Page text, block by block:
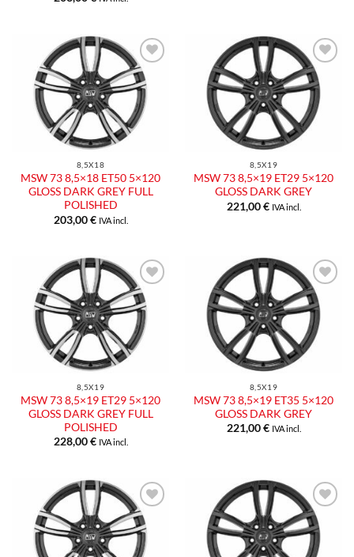
Aggiungi
alla lista
dei
desideri
8,5X18
MSW 73 8,5×18 ET50 5×120
GLOSS DARK GREY FULL
POLISHED
203,00€ IVA incl.
Aggiungi
alla lista
dei
desideri
8,5X19
MSW 73 8,5×19 ET29 5×120
GLOSS DARK GREY
221,00€ IVA incl.
Aggiungi
alla lista
dei
desideri
8,5X19
MSW 73 8,5×19 ET29 5×120
GLOSS DARK GREY FULL
POLISHED
228,00€ IVA incl.
Aggiungi
alla lista
dei
desideri
8,5X19
MSW 73 8,5×19 ET35 5×120
GLOSS DARK GREY
221,00€ IVA incl.
Aggiungi
alla lista
dei
desideri
Aggiungi
alla lista
dei
desideri